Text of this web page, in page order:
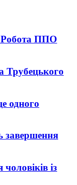
Робота ППО
Трубецького
одного
завершення
із